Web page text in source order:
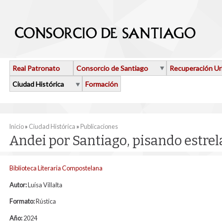
Real Patronato Consorcio de Santiago
Recuperación
Ciudad Histórica
Formación
Se encuentra usted aquí
Inicio» Ciudad Histórica » Publicaciones
Andei por Santiago, pisando
Biblioteca Literaria Compostelana
Autor:Luísa Villalta
Formato:Rústica
Año:2024